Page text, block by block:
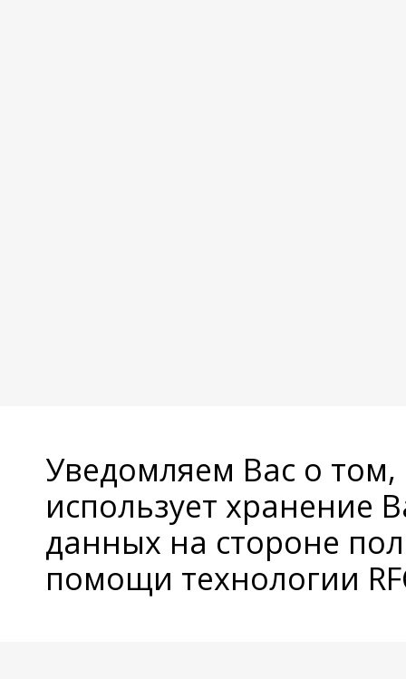
Уведомляем Вас о
использует хранение
данных на стороне
помощи технологии